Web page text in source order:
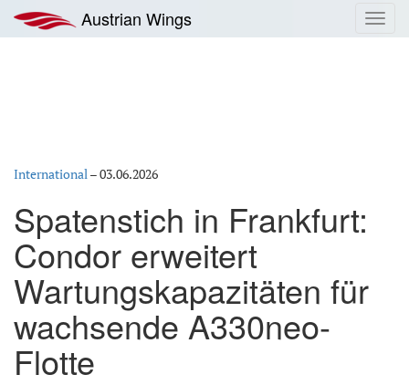
Inhalt
springen
Austrian Wings
International–03.06.2026
Spatenstich in Frankfurt:
Condor erweitert
Wartungskapazitäten für
wachsende A330neo-
Flotte